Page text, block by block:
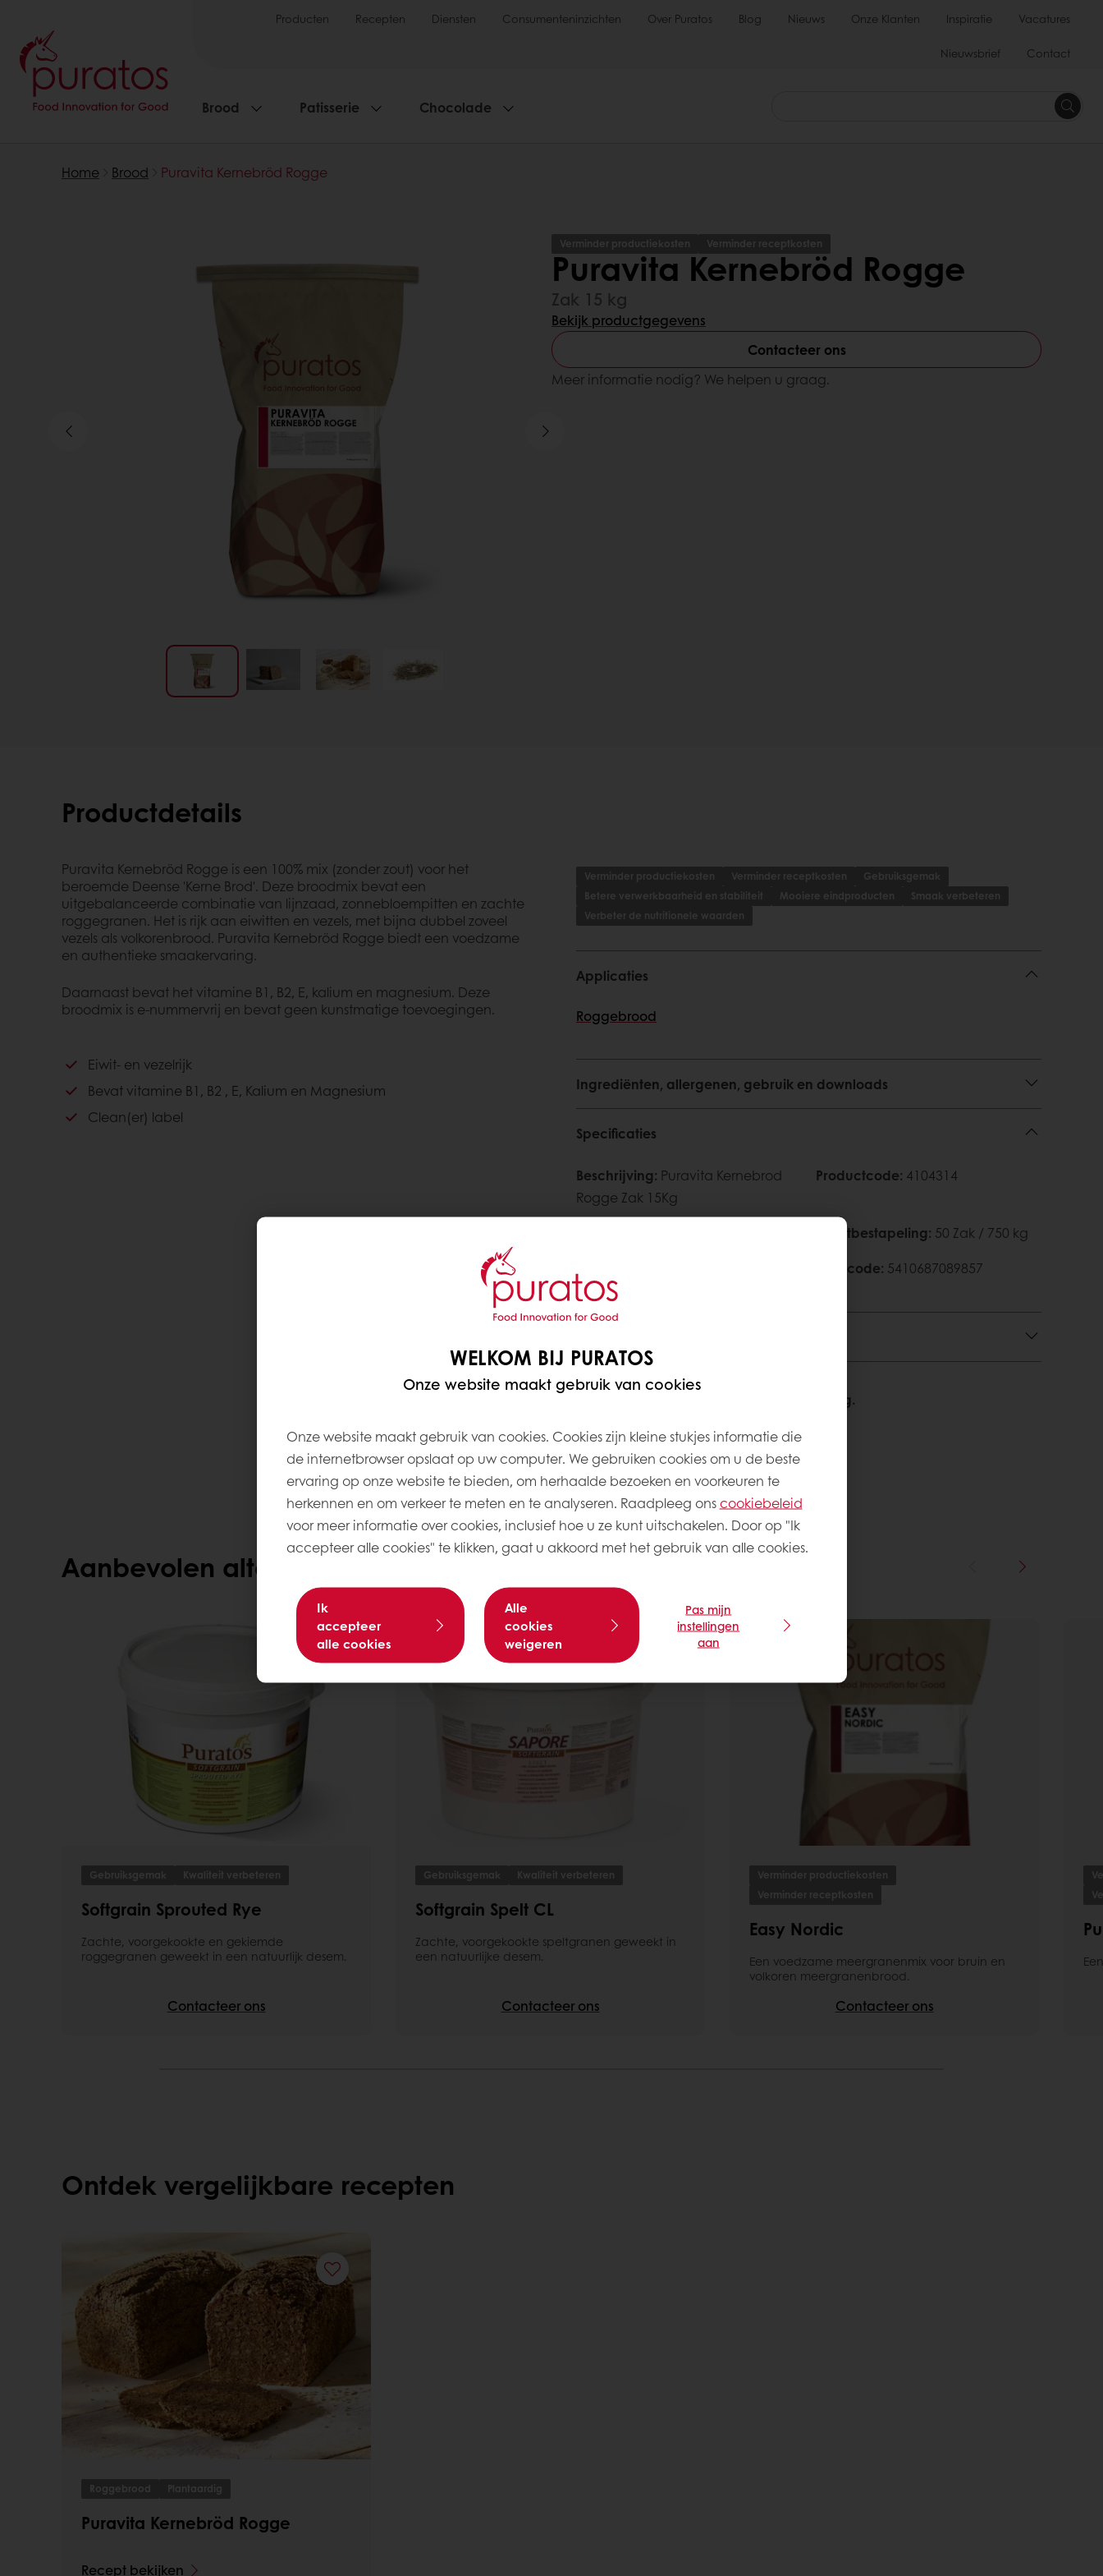
Producten Recepten Diensten Consumenteninzichten Over Puratos Blog Nieuws Onze Klanten Inspiratie Vacatures
Nieuwsbrief Contact
Brood Patisserie Chocolade
Home Brood Puravita Kernebröd Rogge
Verminder productiekosten Verminder receptkosten
Puravita Kernebröd Rogge
Zak 15 kg
Bekijk productgegevens
Contacteer ons
Meer informatie nodig? We helpen u graag.
Productdetails
Puravita Kernebröd Rogge is een 100% mix (zonder zout) voor het
beroemde Deense 'Kerne Brod'. Deze broodmix bevat een
uitgebalanceerde combinatie van lijnzaad, zonnebloempitten en zachte
roggegranen. Het is rijk aan eiwitten en vezels, met bijna dubbel zoveel
vezels als volkorenbrood. Puravita Kernebröd Rogge biedt een voedzame
en authentieke smaakervaring.
Daarnaast bevat het vitamine B1, B2, E, kalium en magnesium. Deze
broodmix is e-nummervrij en bevat geen kunstmatige toevoegingen.
Eiwit- en vezelrijk
Bevat vitamine B1, B2 , E, Kalium en Magnesium
Clean(er) label
Verminder productiekosten Verminder receptkosten
Gebruiksgemak
Betere verwerkbaarheid en stabiliteit
Mooiere eindproducten
Smaak verbeteren
Verbeter de nutritionele waarden
Applicaties
Roggebrood
Ingrediënten, allergenen, gebruik en downloads
Specificaties
Beschrijving: Puravita Kernebrod
Rogge Zak 15Kg
Productcode: 4104314
Palletbestapeling: 50 Zak / 750 kg
EAN‑code: 5410687089857
Meer informatie nodig? We helpen u graag.
Contacteer ons
Aanbevolen alternatieve producten
Gebruiksgemak Kwaliteit verbeteren
Softgrain Sprouted Rye
Zachte, voorgekookte en gekiemde
roggegranen geweekt in een natuurlijk desem.
Contacteer ons
Gebruiksgemak Kwaliteit verbeteren
Softgrain Spelt CL
Zachte, voorgekookte speltgranen geweekt in
een natuurlijke desem.
Contacteer ons
Verminder productiekosten
Verminder receptkosten
Easy Nordic
Een voedzame meergranenmix voor bruin en
volkoren meergranenbrood.
Contacteer ons
Ontdek vergelijkbare recepten
Roggebrood Plantaardig
Puravita Kernebröd Rogge
Recept bekijken
WELKOM BIJ PURATOS
Onze website maakt gebruik van cookies
Onze website maakt gebruik van cookies. Cookies zijn kleine stukjes informatie die
de internetbrowser opslaat op uw computer. We gebruiken cookies om u de beste
ervaring op onze website te bieden, om herhaalde bezoeken en voorkeuren te
herkennen en om verkeer te meten en te analyseren. Raadpleeg onscookiebeleid
voor meer informatie over cookies, inclusief hoe u ze kunt uitschakelen. Door op "Ik
accepteer alle cookies" te klikken, gaat u akkoord met het gebruik van alle cookies.
Ik
accepteer
alle cookies
Alle
cookies
weigeren
Pas mijn
instellingen
aan